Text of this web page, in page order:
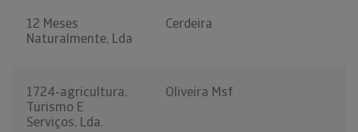
12 Meses
Naturalmente, Lda
Cerdeira
1724-agricultura,
Turismo E
Serviços, Lda.
Oliveira Msf